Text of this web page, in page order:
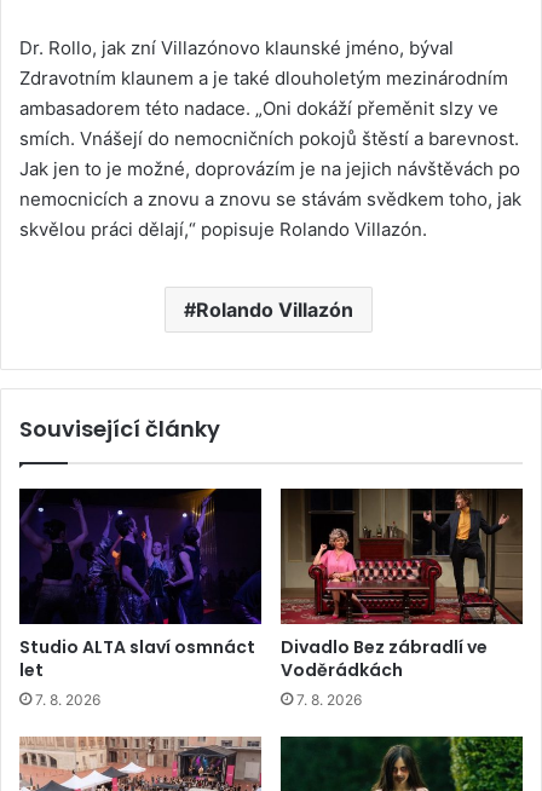
Dr. Rollo, jak zní Villazónovo klaunské jméno, býval
Zdravotním klaunem a je také dlouholetým mezinárodním
ambasadorem této nadace. „Oni dokáží přeměnit slzy ve
smích. Vnášejí do nemocničních pokojů štěstí a barevnost.
Jak jen to je možné, doprovázím je na jejich návštěvách po
nemocnicích a znovu a znovu se stávám svědkem toho, jak
skvělou práci dělají,“ popisuje Rolando Villazón.
Rolando Villazón
Související články
Studio ALTA slaví osmnáct
let
7. 8. 2026
Divadlo Bez zábradlí ve
Voděrádkách
7. 8. 2026